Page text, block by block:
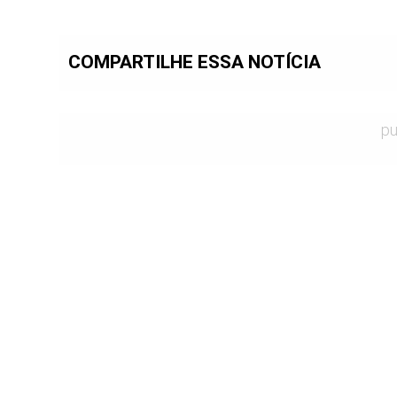
COMPARTILHE ESSA NOTÍCIA